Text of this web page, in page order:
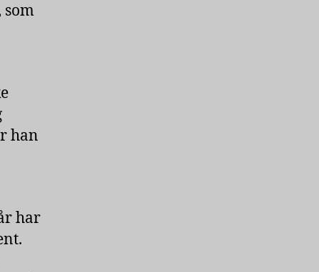
som
han
har